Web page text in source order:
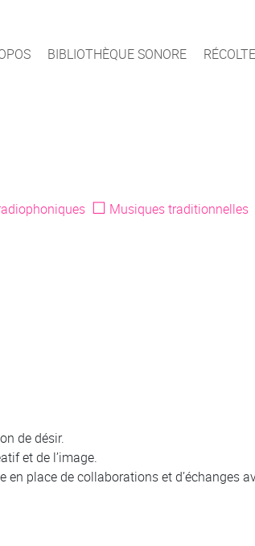
BIBLIOTHÈQUE SONORE
☐ Musiques traditionnelles
de désir.
et de l’image.
place de collaborations et d’échanges